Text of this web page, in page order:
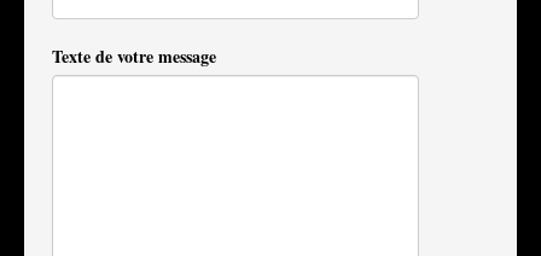
Texte de votre message